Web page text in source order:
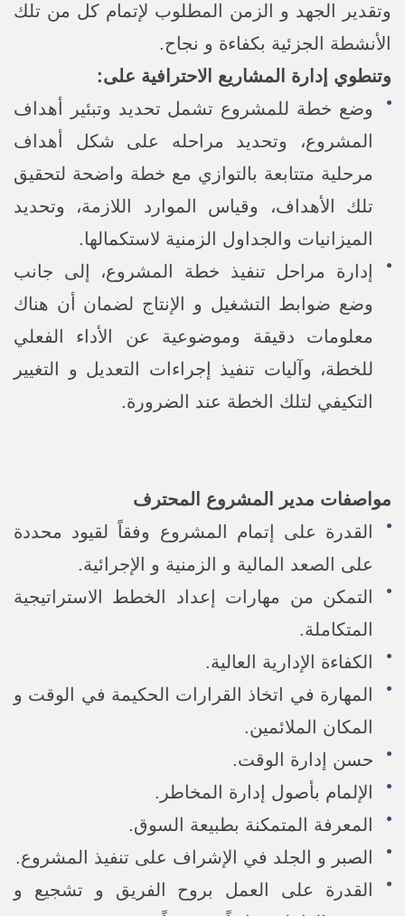
وتقدير الجهد و الزمن المطلوب لإتمام كل من تلك
الأنشطة الجزئية بكفاءة و نجاح.
وتنطوي إدارة المشاريع الاحترافية على:
وضع خطة للمشروع تشمل تحديد وتبئير أهداف
المشروع، وتحديد مراحله على شكل أهداف
مرحلية متتابعة بالتوازي مع خطة واضحة لتحقيق
تلك الأهداف، وقياس الموارد اللازمة، وتحديد
الميزانيات والجداول الزمنية لاستكمالها.
إدارة مراحل تنفيذ خطة المشروع، إلى جانب
وضع ضوابط التشغيل و الإنتاج لضمان أن هناك
معلومات دقيقة وموضوعية عن الأداء الفعلي
للخطة، وآليات تنفيذ إجراءات التعديل و التغيير
التكيفي لتلك الخطة عند الضرورة.
مواصفات مدير المشروع المحترف
القدرة على إتمام المشروع وفقاً لقيود محددة
على الصعد المالية و الزمنية و الإجرائية.
التمكن من مهارات إعداد الخطط الاستراتيجية
المتكاملة.
الكفاءة الإدارية العالية.
المهارة في اتخاذ القرارات الحكيمة في الوقت و
المكان الملائمين.
حسن إدارة الوقت.
الإلمام بأصول إدارة المخاطر.
المعرفة المتمكنة بطبيعة السوق.
الصبر و الجلد في الإشراف على تنفيذ المشروع.
القدرة على العمل بروح الفريق و تشجيع و